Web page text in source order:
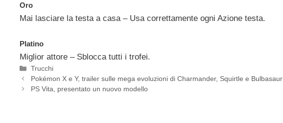
Oro
Mai lasciare la testa a casa – Usa correttamente ogni Azione testa.
Platino
Miglior attore – Sblocca tutti i trofei.
Categorie
Trucchi
Pokémon X e Y, trailer sulle mega evoluzioni di Charmander, Squirtle e Bulbasaur
PS Vita, presentato un nuovo modello